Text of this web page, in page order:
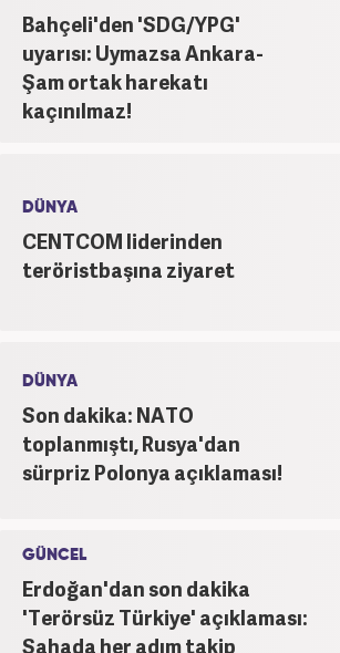
Bahçeli'den 'SDG/YPG'
uyarısı: Uymazsa Ankara-
Şam ortak harekatı
kaçınılmaz!
DÜNYA
CENTCOM liderinden
teröristbaşına ziyaret
DÜNYA
Son dakika: NATO
toplanmıştı, Rusya'dan
sürpriz Polonya açıklaması!
GÜNCEL
Erdoğan'dan son dakika
'Terörsüz Türkiye' açıklaması:
Sahada her adım takip